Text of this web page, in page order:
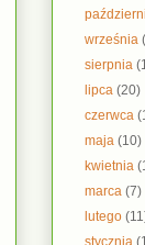
września
sierpnia
lipca(20)
czerwca
maja(10)
kwietnia
marca(7)
lutego
stycznia